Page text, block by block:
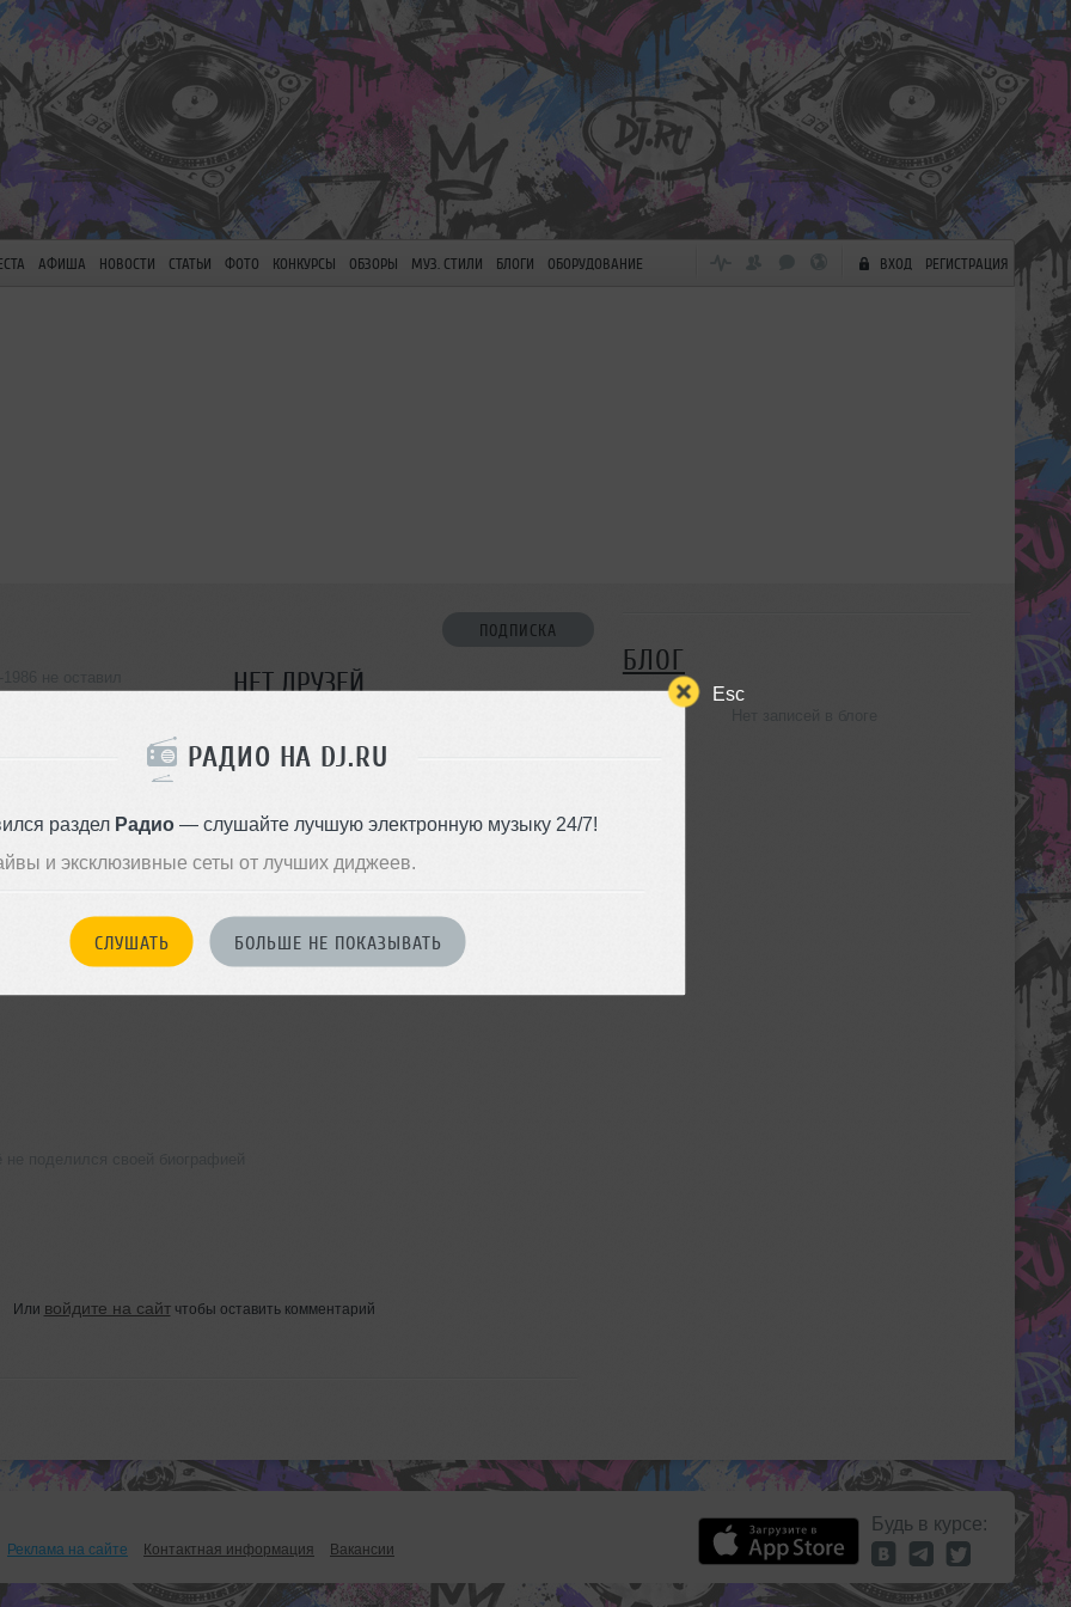
Esc
РАДИО НА DJ.RU
раздел Радио— слушайте лучшую электронную музыку 24/7!
и эксклюзивные сеты от лучших диджеев.
СЛУШАТЬ БОЛЬШЕ НЕ ПОКАЗЫВАТЬ
АФИША НОВОСТИ СТАТЬИ ФОТО КОНКУРСЫ ОБЗОРЫ МУЗ. СТИЛИ БЛОГИ ОБОРУДОВАНИЕ ВХОД РЕГИСТРАЦИЯ
ПОДПИСКА
Rap, British Rap, Dirty Rap,
Rap, Gangsta Rap,
Coast Rap, Jazz-Rap, West
Rap, Foreign Rap, Underground
НЕТ ДРУЗЕЙ
Или войдите на сайтчтобы оставить комментарий
БЛОГ
Реклама на сайте Контактная информация Вакансии
Будь в курсе: